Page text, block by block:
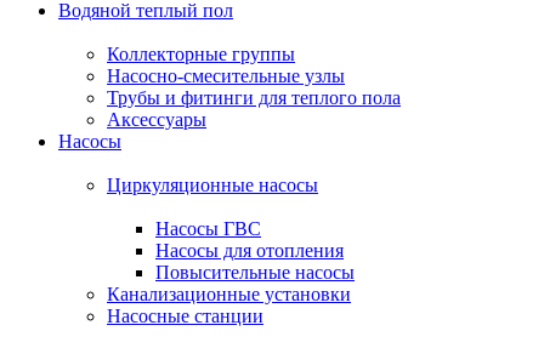
Водяной теплый пол
Коллекторные группы
Насосно-смесительные узлы
Трубы и фитинги для теплого пола
Аксессуары
Насосы
Циркуляционные насосы
Насосы ГВС
Насосы для отопления
Повысительные насосы
Канализационные установки
Насосные станции